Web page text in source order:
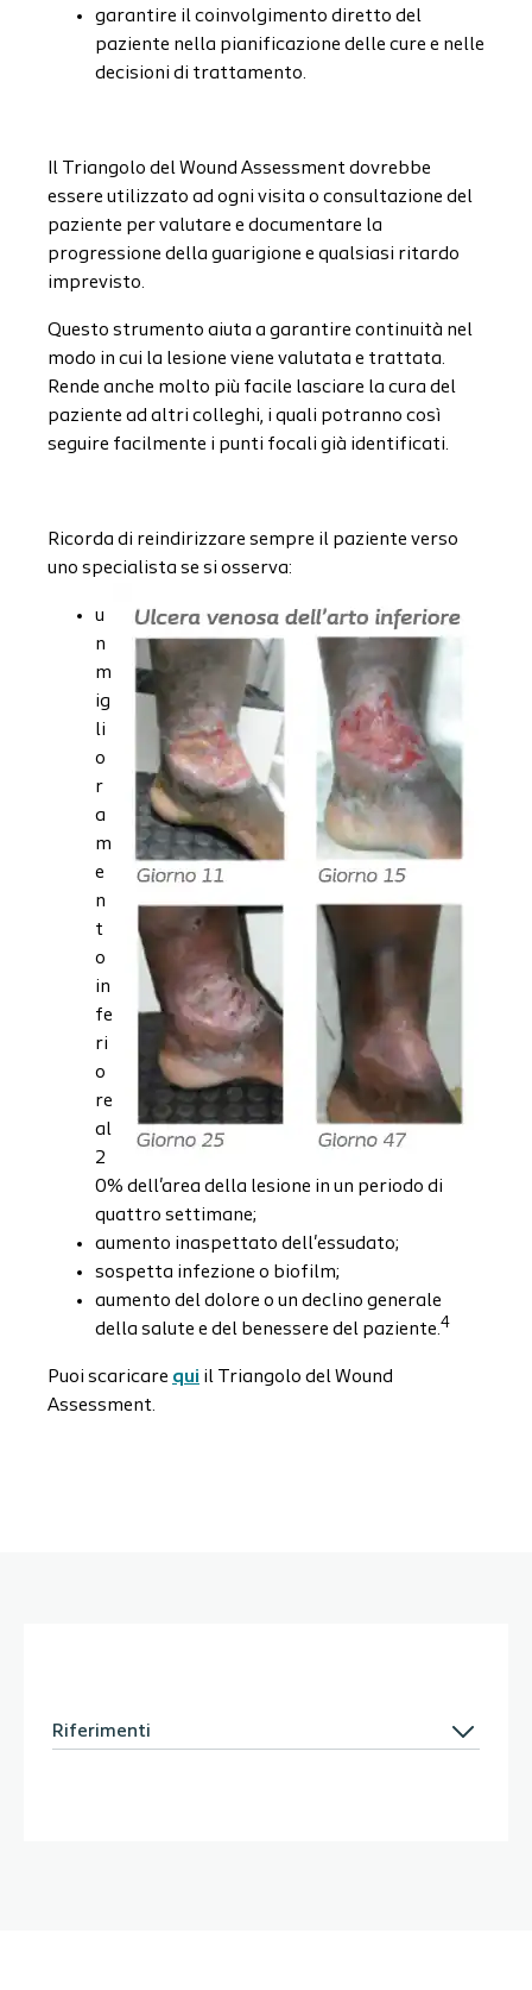
garantire il coinvolgimento diretto del
paziente nella pianificazione delle cure e nelle
decisioni di trattamento.
Il Triangolo del Wound Assessment dovrebbe
essere utilizzato ad ogni visita o consultazione del
paziente per valutare e documentare la
progressione della guarigione e qualsiasi ritardo
imprevisto.
Questo strumento aiuta a garantire continuità nel
modo in cui la lesione viene valutata e trattata.
Rende anche molto più facile lasciare la cura del
paziente ad altri colleghi, i quali potranno così
seguire facilmente i punti focali già identificati.
Ricorda di reindirizzare sempre il paziente verso
uno specialista se si osserva:
u
n
m
ig
li
o
r
a
m
e
n
t
o
in
fe
ri
o
re
al
2
0% dell'area della lesione in un periodo di
quattro settimane;
aumento inaspettato dell'essudato;
sospetta infezione o biofilm;
aumento del dolore o un declino generale
della salute e del benessere del paziente.4
Puoi scaricare qui il Triangolo del Wound
Assessment.
Riferimenti